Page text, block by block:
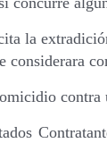
la
considerara
contra